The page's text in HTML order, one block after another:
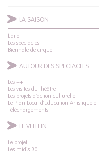
LA SAISON
Édito
Les spectacles
Biennale de cirque
AUTOUR DES SPECTACLES
Les ++
Les visites du théâtre
Les projets d’action culturelle
Le Plan Local d’Education Artistique
Téléchargements
LE VELLEIN
Le projet
Les midis 30